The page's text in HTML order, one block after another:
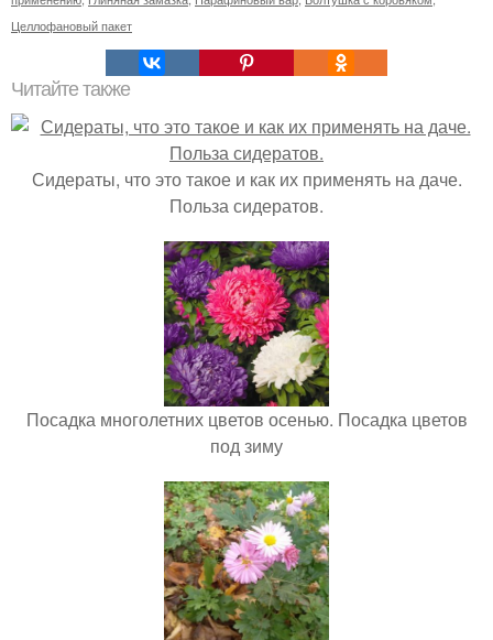
Целлофановый пакет
Читайте также
Сидераты, что это такое и как их применять на даче.
Польза сидератов.
Посадка многолетних цветов осенью. Посадка цветов
под зиму